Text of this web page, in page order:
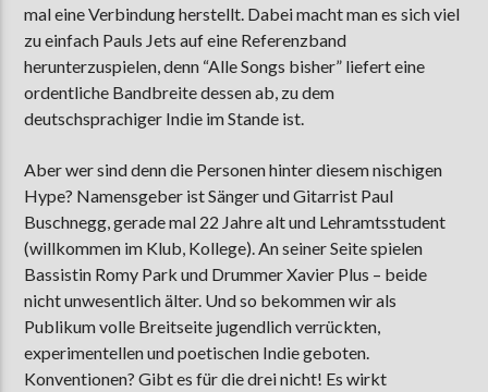
mal eine Verbindung herstellt. Dabei macht man es sich viel
zu einfach Pauls Jets auf eine Referenzband
herunterzuspielen, denn “Alle Songs bisher” liefert eine
ordentliche Bandbreite dessen ab, zu dem
deutschsprachiger Indie im Stande ist.
Aber wer sind denn die Personen hinter diesem nischigen
Hype? Namensgeber ist Sänger und Gitarrist Paul
Buschnegg, gerade mal 22 Jahre alt und Lehramtsstudent
(willkommen im Klub, Kollege). An seiner Seite spielen
Bassistin Romy Park und Drummer Xavier Plus – beide
nicht unwesentlich älter. Und so bekommen wir als
Publikum volle Breitseite jugendlich verrückten,
experimentellen und poetischen Indie geboten.
Konventionen? Gibt es für die drei nicht! Es wirkt